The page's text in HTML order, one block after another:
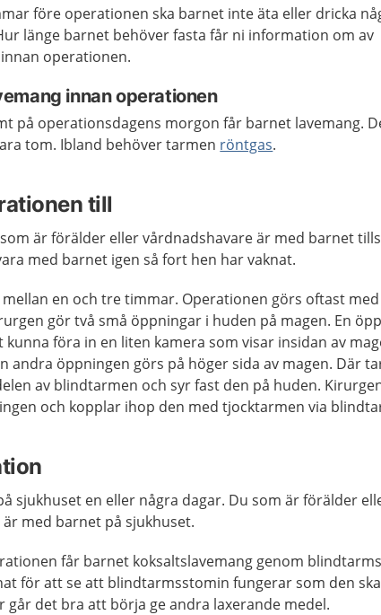
före operationen ska barnet inte äta eller dricka
länge barnet behöver fasta får ni information om av
operationen.
innan operationen
på operationsdagens morgon får barnet lavemang.
tom. Ibland behöver tarmen röntgas.
till
är förälder eller vårdnadshavare är med barnet
med barnet igen så fort hen har vaknat.
en och tre timmar. Operationen görs oftast med
gör två små öppningar i huden på magen. En
kunna föra in en liten kamera som visar insidan av
andra öppningen görs på höger sida av magen. Där
av blindtarmen och syr fast den på huden.
och kopplar ihop den med tjocktarmen via
sjukhuset en eller några dagar. Du som är förälder
med barnet på sjukhuset.
får barnet koksaltslavemang genom
för att se att blindtarmsstomin fungerar som den
går det bra att börja ge andra laxerande medel.